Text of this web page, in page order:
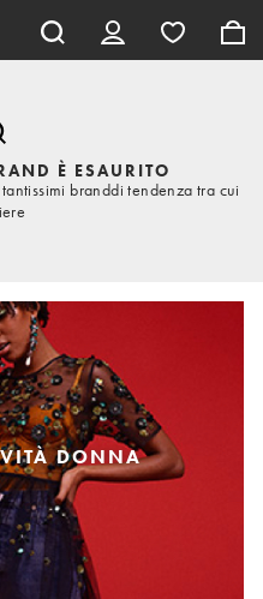
È ESAURITO
branddi tendenza tra cui
DONNA